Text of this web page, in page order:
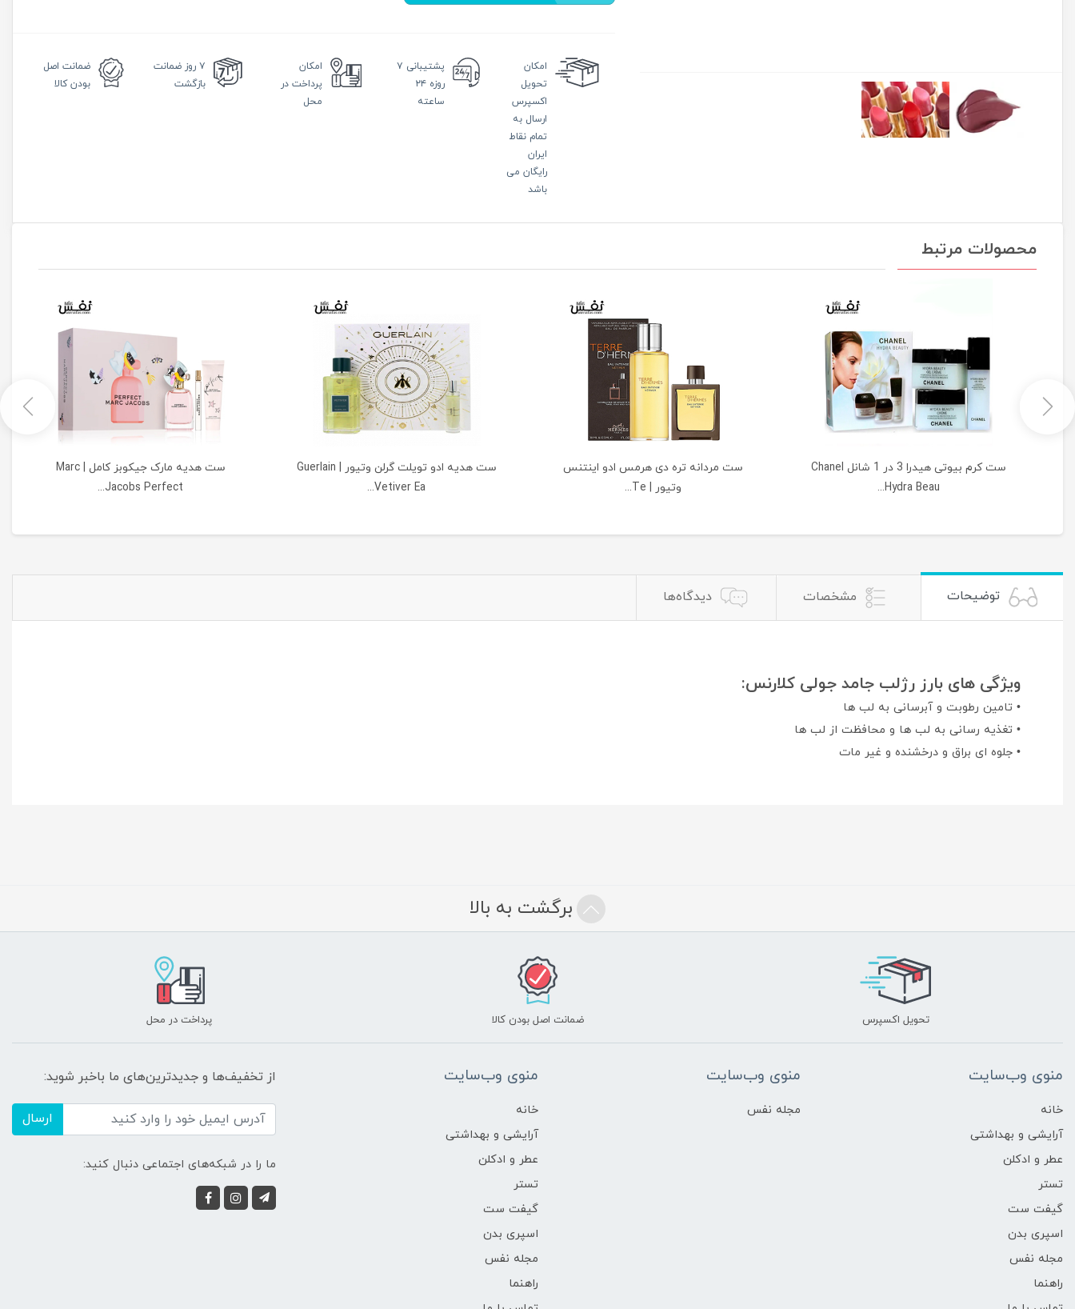
امکان
تحویل
اکسپرس
ارسال به
تمام نقاط
ایران
رایگان می
باشد
پشتیبانی ۷
روزه ۲۴
ساعته
امکان
پرداخت در
محل
۷ روز
ضمانت
بازگشت
ضمانت اصل
بودن کالا
محصولات مرتبط
ست کرم بیوتی هیدرا 3 در 1 شانل Chanel
Hydra Beau...
ست مردانه تره دی هرمس ادو اینتنس
وتیور | Te...
ست هدیه ادو تویلت گرلن وتیور | Guerlain
Vetiver Ea...
ست هدیه مارک جیکوبز کامل | Marc
Jacobs Perfect...
توضیحات مشخصات دیدگاه‌ها
ویژگی های بارز رژلب جامد جولی کلارنس:
• تامین رطوبت و آبرسانی به لب ها
• تغذیه رسانی به لب ها و محافظت از لب ها
• جلوه ای براق و درخشنده و غیر مات
برگشت به بالا
تحویل اکسپرس ضمانت اصل بودن کالا پرداخت در محل
منوی وب‌سایت
خانه
آرایشی و بهداشتی
عطر و ادکلن
تستر
گیفت ست
اسپری بدن
مجله نفس
راهنما
منوی وب‌سایت
مجله نفس
منوی وب‌سایت
خانه
آرایشی و بهداشتی
عطر و ادکلن
تستر
گیفت ست
اسپری بدن
مجله نفس
راهنما
از تخفیف‌ها و جدیدترین‌های ما باخبر شوید:
ارسال
ما را در شبکه‌های اجتماعی دنبال کنید: